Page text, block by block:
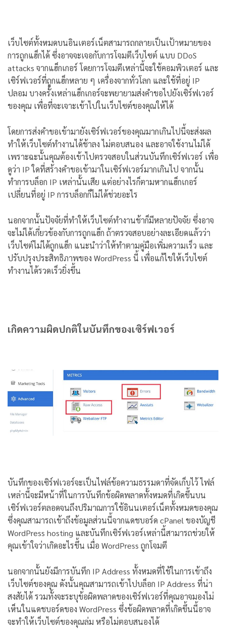
เว็บไซต์ทั้งหมดบนอินเตอร์เน็ตสามารถกลายเป็นเป้าหมายของ
การถูกแฮ็กได้ ซึ่งอาจจะเจอกับการโจมตีเว็บไซต์ แบบ DDoS
attacks จากแฮ็กเกอร์ โดยการโจมตีเหล่านี้จะใช้คอมพิวเตอร์ และ
เซิร์ฟเวอร์ที่ถูกแฮ็กหลาย ๆ เครื่องจากทั่วโลก และใช้ที่อยู่ IP
ปลอม บางครั้งเหล่าแฮ็กเกอร์จะพยายามส่งคำขอไปยังเซิร์ฟเวอร์
ของคุณ เพื่อที่จะเจาะเข้าไปในเว็บไซต์ของคุณให้ได้
โดยการส่งคำขอเข้ามายังเซิร์ฟเวอร์ของคุณมากเกินไปนี้จะส่งผล
ทำให้เว็บไซต์ทำงานได้ช้าลง ไม่ตอบสนอง และอาจใช้งานไม่ได้
เพราะฉะนั้นคุณต้องเข้าไปตรวจสอบในส่วนบันทึกเซิร์ฟเวอร์ เพื่อ
ดูว่า IP ใดที่สร้างคำขอเข้ามาในเซิร์ฟเวอร์มากเกินไป จากนั้น
ทำการบล็อก IP เหล่านั้นเสีย แต่อย่างไรก็ตามหากแฮ็กเกอร์
เปลี่ยนที่อยู่ IP การบล็อกก็ไม่ได้ช่วยอะไร
นอกจากนั้นปัจจัยที่ทำให้เว็บไซต์ทำงานช้าก็มีหลายปัจจัย ซึ่งอาจ
จะไม่ได้เกี่ยวข้องกับการถูกแฮ็ก ถ้าตรวจสอบอย่างละเอียดแล้วว่า
เว็บไซต์ไม่ได้ถูกแฮ็ก แนะนำว่าให้ทำตามคู่มือเพิ่มความเร็ว และ
ปรับปรุงประสิทธิภาพของ WordPress นี้ เพื่อแก้ไขให้เว็บไซต์
ทำงานได้รวดเร็วยิ่งขึ้น
เกิดความผิดปกติในบันทึกของเซิร์ฟเวอร์
บันทึกของเซิร์ฟเวอร์จะเป็นไฟล์ข้อความธรรมดาที่จัดเก็บไว้ ไฟล์
เหล่านี้จะมีหน้าที่ในการบันทึกข้อผิดพลาดทั้งหมดที่เกิดขึ้นบน
เซิร์ฟเวอร์ตลอดจนถึงปริมาณการใช้อินนเตอร์เน็ตทั้งหมดของคุณ
ซึ่งคุณสามารถเข้าถึงข้อมูลส่วนนี้จากแดชบอร์ด cPanel ของบัญชี
WordPress hosting และบันทึกเซิร์ฟเวอร์เหล่านี้สามารถช่วยให้
คุณเข้าใจว่าเกิดอะไรขึ้น เมื่อ WordPress ถูกโจมตี
นอกจากนั้นยังมีการบันทึก IP Address ทั้งหมดที่ใช้ในการเข้าถึง
เว็บไซต์ของคุณ ดังนั้นคุณสามารถเข้าไปบล็อก IP Address ที่น่า
สงสัยได้ รวมทั้งจะระบุข้อผิดพลาดของเซิร์ฟเวอร์ที่คุณอาจมองไม่
เห็นในแดชบอร์ดของ WordPress ซึ่งข้อผิดพลาดที่เกิดขึ้นนี้อาจ
จะทำให้เว็บไซต์ของคุณล่ม หรือไม่ตอบสนองได้